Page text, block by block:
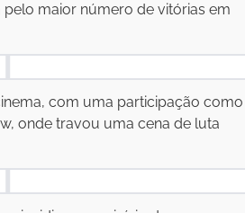
maior número de vitórias em
com uma participação como
onde travou uma cena de luta